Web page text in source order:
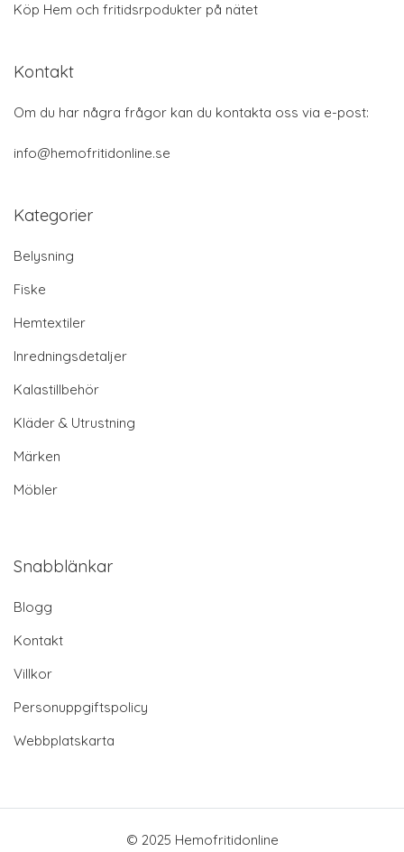
Köp Hem och fritidsrpodukter på nätet
Kontakt
Om du har några frågor kan du kontakta oss via e-post:
info@hemofritidonline.se
Kategorier
Belysning
Fiske
Hemtextiler
Inredningsdetaljer
Kalastillbehör
Kläder & Utrustning
Märken
Möbler
Snabblänkar
Blogg
Kontakt
Villkor
Personuppgiftspolicy
Webbplatskarta
© 2025 Hemofritidonline